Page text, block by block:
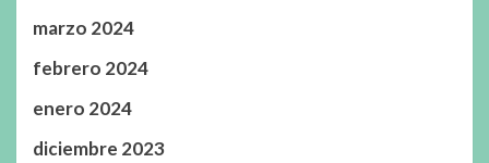
marzo 2024
febrero 2024
enero 2024
diciembre 2023